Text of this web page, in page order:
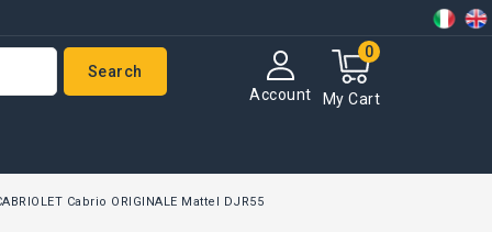
My Cart
0
Account
Search
Cabrio ORIGINALE Mattel DJR55